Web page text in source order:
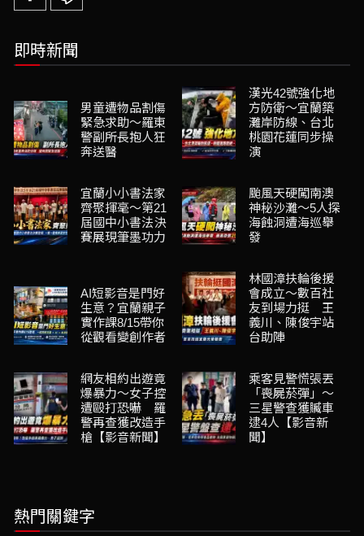
即時新聞
男童遭物品割傷
緊急求助～羅東
警副所長抱人狂
奔送醫
漢光42號強化地
方防衛～宜蘭築
灘岸防線、台北
桃園花蓮同步操
演
宜蘭小小書法家
齊聚揮毫～第21
屆國中小書法決
賽展現筆墨功力
颱風天硬闖南澳
神秘沙灘～5人探
海蝕洞遭海巡舉
發
AI短影音是門好
生意？宜蘭親子
實作課8/15帶你
從觀看變創作者
林國漳扶輪後援
會成立～數百社
友到場力挺 王
義川、陳俊宇站
台助陣
網友相約出遊竟
爆暴力～女子控
遭毆打恐嚇 羅
警再查獲改造手
槍【影音新聞】
乘客見警慌張丟
「喪屍菸彈」～
三星警查獲贓車
逮4人【影音新
聞】
熱門關鍵字